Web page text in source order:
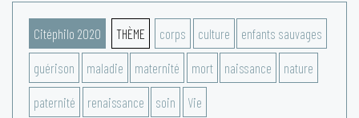
Citéphilo 2020 THÈME corps culture enfants sauvages
guérison maladie maternité mort naissance nature
paternité renaissance soin Vie